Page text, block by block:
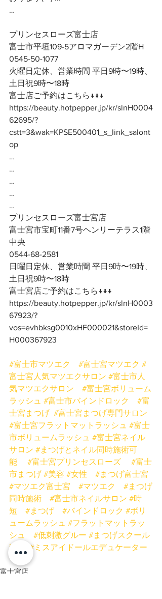
…
プリンセスローズ富士店
富士市平垣109-5アロマガーデン2階H
0545-50-1077
火曜日定休、営業時間 平日9時〜19時、
土日祝9時〜18時
富士店ご予約はこちら↓↓↓
https://beauty.hotpepper.jp/kr/slnH0004
62695/?
cstt=3&wak=KPSE500401_s_link_salont
op
…
…
…
…
…
プリンセスローズ富士宮店
富士宮市宝町11番7号ヘンリーテラス1階
中央
0544-68-2581
日曜日定休、営業時間 平日9時〜19時、
土日祝9時〜18時
富士宮店ご予約はこちら↓↓↓
https://beauty.hotpepper.jp/kr/slnH0003
67923/?
vos=evhbksg0010xHF000021&storeId=
H000367923
#富士市マツエク #富士宮マツエク #
富士宮人気マツエクサロン #富士市人
気マツエクサロン
#富士宮ボリューム
ラッシュ #富士市バインドロック
#富
士宮まつげ #富士宮まつげ専門サロン
#富士宮フラットマットラッシュ #富士
市ボリュームラッシュ #富士宮ネイル
サロン #まつげとネイル同時施術可
能
#富士宮プリンセスローズ
#富士
市まつげ #美容 #女性
#まつげ富士宮
#マツエク富士宮
#マツエク
#まつげ
同時施術
#富士市ネイルサロン #時
短
#まつげ #バインドロック #ボリ
ュームラッシュ #フラットマットラッ
シュ
#低刺激グルー #まつげスクール
静岡
#ミスアイドールエデュケーター
富士宮店